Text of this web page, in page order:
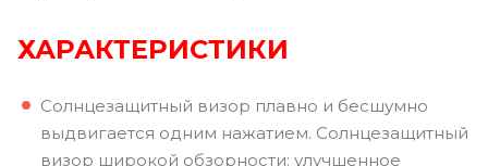
ХАРАКТЕРИСТИКИ
Солнцезащитный визор плавно и бесшумно
выдвигается одним нажатием. Солнцезащитный
визор широкой обзорности: улучшенное